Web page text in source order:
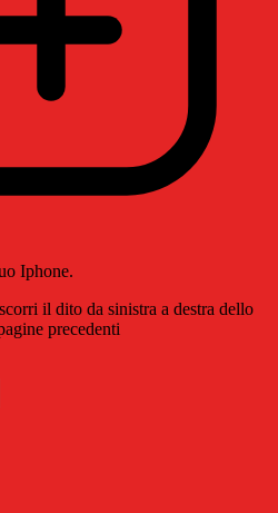
Iphone.
il dito da sinistra a destra dello
precedenti